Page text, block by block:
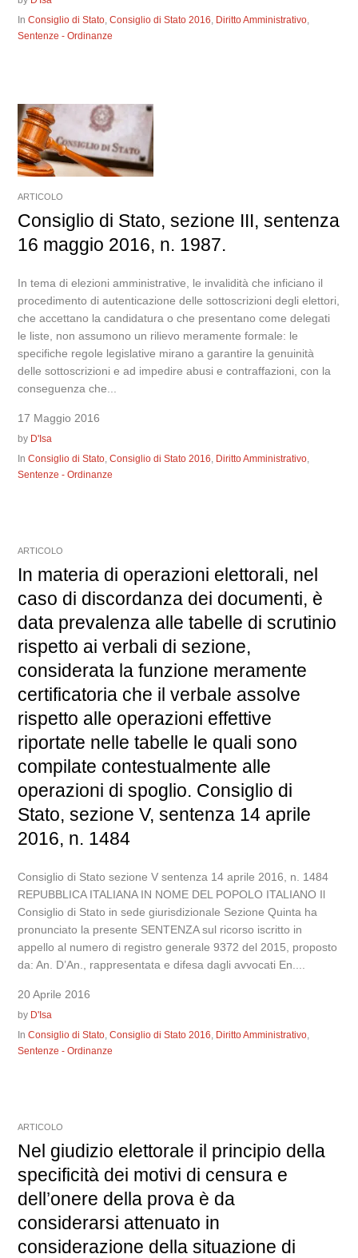
InConsiglio di Stato,Consiglio di Stato 2016, Diritto Amministrativo,
Sentenze - Ordinanze
ARTICOLO
Consiglio di Stato, sezione III, sentenza
16 maggio 2016, n. 1987.
In tema di elezioni amministrative, le invalidità che inficiano il
procedimento di autenticazione delle sottoscrizioni degli elettori,
che accettano la candidatura o che presentano come delegati
le liste, non assumono un rilievo meramente formale: le
specifiche regole legislative mirano a garantire la genuinità
delle sottoscrizioni e ad impedire abusi e contraffazioni, con la
conseguenza che...
17 Maggio 2016
by D'Isa
InConsiglio di Stato ,Consiglio di Stato 2016 Diritto Amministrativo
Sentenze - Ordinanze
ARTICOLO
In materia di operazioni elettorali, nel
caso di discordanza dei documenti, è
data prevalenza alle tabelle di scrutinio
rispetto ai verbali di sezione,
considerata la funzione meramente
certificatoria che il verbale assolve
rispetto alle operazioni effettive
riportate nelle tabelle le quali sono
compilate contestualmente alle
operazioni di spoglio. Consiglio di
Stato, sezione V, sentenza 14 aprile
2016, n. 1484
Consiglio di Stato sezione V sentenza 14 aprile 2016, n. 1484
REPUBBLICA ITALIANA IN NOME DEL POPOLO ITALIANO Il
Consiglio di Stato in sede giurisdizionale Sezione Quinta ha
pronunciato la presente SENTENZA sul ricorso iscritto in
appello al numero di registro generale 9372 del 2015, proposto
da: An. D’An., rappresentata e difesa dagli avvocati En....
20 Aprile 2016
by D'Isa
InConsiglio di Stato ,Consiglio di Stato 2016 Diritto Amministrativo
Sentenze - Ordinanze
ARTICOLO
Nel giudizio elettorale il principio della
specificità dei motivi di censura e
dell’onere della prova è da
considerarsi attenuato in
considerazione della situazione di